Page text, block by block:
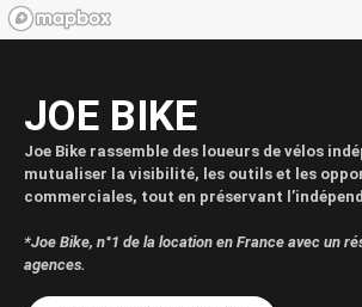
JOE BIKE
Joe Bike rassemble des loueurs de vélos
mutualiser la visibilité, les outils et les
commerciales, tout en préservant
*Joe Bike, n°1 de la location en France avec un
agences.